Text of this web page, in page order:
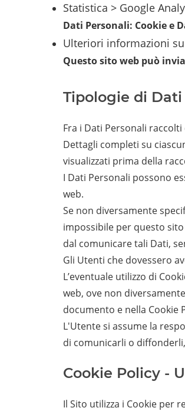
Statistica > Google
Dati Personali: Cookie e
Ulteriori informazioni
Questo sito web può
Tipologie di
Fra i Dati Personali
Dettagli completi su
visualizzati prima della
I Dati Personali possono
web.
Se non diversamente
impossibile per questo
dal comunicare tali Dati,
Gli Utenti che dovessero
L’eventuale utilizzo di
web, ove non
documento e nella Cookie
L'Utente si assume la
di comunicarli o
Cookie Policy -
Il Sito utilizza i Cookie per